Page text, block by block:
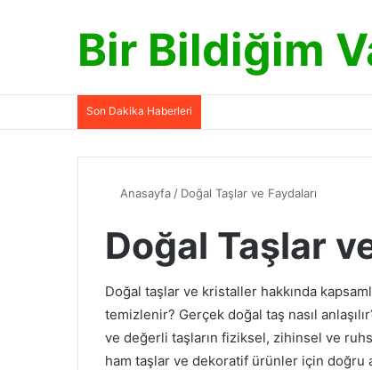
Bir Bildiğim
Son Dakika Haberleri
Anasayfa / Doğal Taşlar ve Faydaları
Doğal Taşlar
Doğal taşlar ve kristaller hakkında
temizlenir? Gerçek doğal taş nasıl
ve değerli taşların fiziksel, zihinsel ve
ham taşlar ve dekoratif ürünler için doğru